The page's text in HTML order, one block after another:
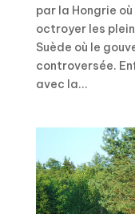
par la Hongrie où
octroyer les
Suède où le
controversée.
avec la...